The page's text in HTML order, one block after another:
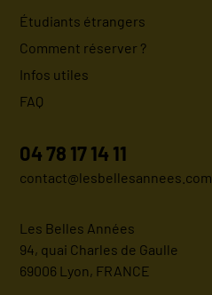
Étudiants étrangers
Comment réserver ?
Infos utiles
FAQ
04 78 17 14 11
contact@lesbellesannees.com
Les Belles Années
94, quai Charles de Gaulle
69006 Lyon, FRANCE